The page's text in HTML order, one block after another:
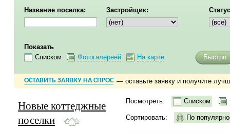
Название поселка: Застройщик:
Показать
Списком
Фотогалереей На карте Быстро
ОСТАВИТЬ ЗАЯВКУ НА СПРОС — оставьте заявку и получите
Новые коттеджные
поселки
Посмотреть: Списком
Сортировать: По